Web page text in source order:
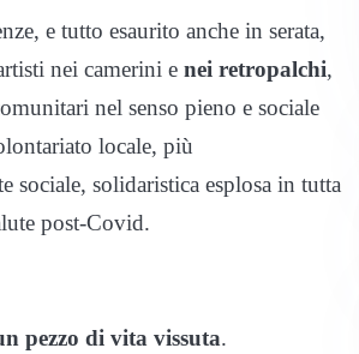
e tutto esaurito anche in serata,
nei camerini e nei retropalchi,
nel senso pieno e sociale
locale, più
sociale, solidaristica esplosa in tutta
post-Covid.
pezzo di vita vissuta.